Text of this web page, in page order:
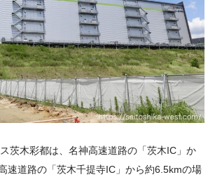
茨木彩都は、名神高速道路の「茨木IC」か
速道路の「茨木千提寺IC」から約6.5kmの場